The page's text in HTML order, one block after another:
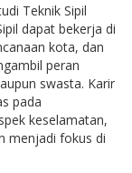
Teknik Sipil
dapat bekerja di
kota, dan
peran
swasta. Karir
pada
keselamatan,
menjadi fokus di